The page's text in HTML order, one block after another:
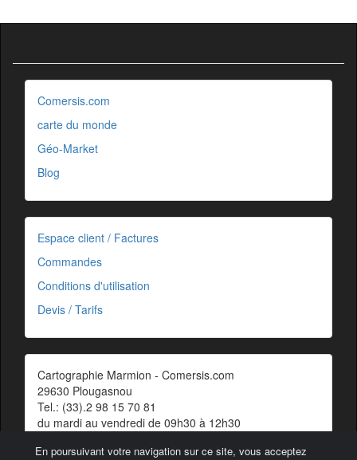
En poursuivant votre navigation sur ce site, vous acceptez
Comersis.com
carte du monde
Géo-Market
Blog
Espace client / Factures
Commandes
Conditions d'utilisation
Devis / Tarifs
Cartographie Marmion - Comersis.com
29630 Plougasnou
Tel.: (33).2 98 15 70 81
du mardi au vendredi de 09h30 à 12h30